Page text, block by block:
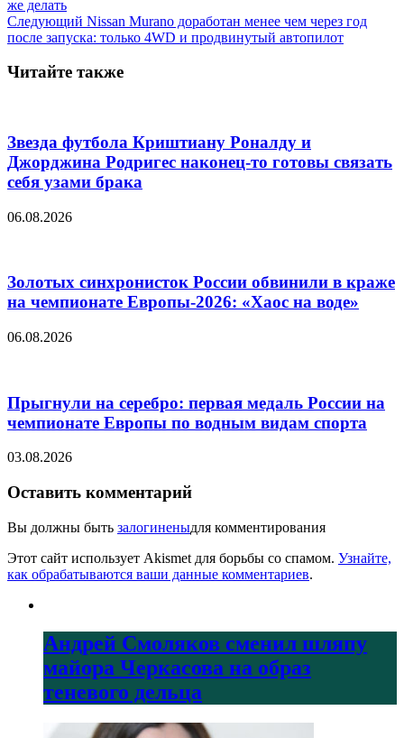
же делать
Следующий Nissan Murano доработан менее чем через год
после запуска: только 4WD и продвинутый автопилот
Читайте также
Звезда футбола Криштиану Роналду и
Джорджина Родригес наконец-то готовы связать
себя узами брака
06.08.2026
Золотых синхронисток России обвинили в краже
на чемпионате Европы-2026: «Хаос на воде»
06.08.2026
Прыгнули на серебро: первая медаль России на
чемпионате Европы по водным видам спорта
03.08.2026
Оставить комментарий
Вы должны быть залогиненыдля комментирования
Этот сайт использует Akismet для борьбы со спамом. Узнайте,
как обрабатываются ваши данные комментариев.
Андрей Смоляков сменил шляпу
майора Черкасова на образ
теневого дельца